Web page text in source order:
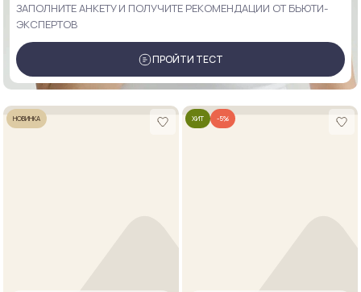
ЗАПОЛНИТЕ АНКЕТУ И ПОЛУЧИТЕ РЕКОМЕНДАЦИИ ОТ БЬЮТИ-
ЭКСПЕРТОВ
ПРОЙТИ ТЕСТ
НОВИНКА ХИТ -5%